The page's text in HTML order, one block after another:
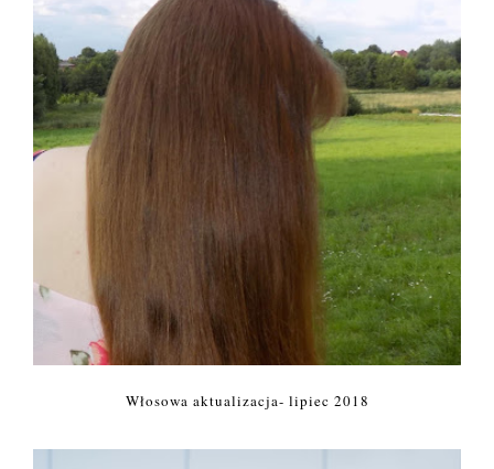
Włosowa aktualizacja- lipiec 2018